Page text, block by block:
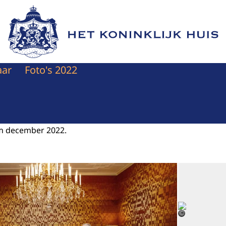
Naar de homepage van Het Koninklijk Huis
Foto's 2022
december 2022.
©